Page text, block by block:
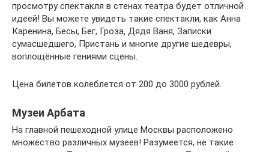
просмотру спектакля в стенах театра будет отличной
идеей! Вы можете увидеть такие спектакли, как Анна
Каренина, Бесы, Бег, Гроза, Дядя Ваня, Записки
сумасшедшего, Пристань и многие другие шедевры,
воплощённые гениями сцены.
Цена билетов колеблется от 200 до 3000 рублей.
Музеи Арбата
На главной пешеходной улице Москвы расположено
множество различных музеев! Разумеется, не такие